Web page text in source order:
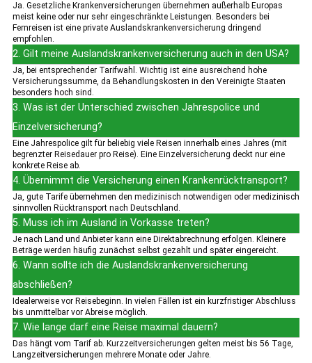
Ja. Gesetzliche Krankenversicherungen übernehmen außerhalb Europas
meist keine oder nur sehr eingeschränkte Leistungen. Besonders bei
Fernreisen ist eine private Auslandskrankenversicherung dringend
empfohlen.
2. Gilt meine Auslandskrankenversicherung auch in den USA?
Ja, bei entsprechender Tarifwahl. Wichtig ist eine ausreichend hohe
Versicherungssumme, da Behandlungskosten in den Vereinigte Staaten
besonders hoch sind.
3. Was ist der Unterschied zwischen Jahrespolice und
Einzelversicherung?
Eine Jahrespolice gilt für beliebig viele Reisen innerhalb eines Jahres (mit
begrenzter Reisedauer pro Reise). Eine Einzelversicherung deckt nur eine
konkrete Reise ab.
4. Übernimmt die Versicherung einen Krankenrücktransport?
Ja, gute Tarife übernehmen den medizinisch notwendigen oder medizinisch
sinnvollen Rücktransport nach Deutschland.
5. Muss ich im Ausland in Vorkasse treten?
Je nach Land und Anbieter kann eine Direktabrechnung erfolgen. Kleinere
Beträge werden häufig zunächst selbst gezahlt und später eingereicht.
6. Wann sollte ich die Auslandskrankenversicherung
abschließen?
Idealerweise vor Reisebeginn. In vielen Fällen ist ein kurzfristiger Abschluss
bis unmittelbar vor Abreise möglich.
7. Wie lange darf eine Reise maximal dauern?
Das hängt vom Tarif ab. Kurzzeitversicherungen gelten meist bis 56 Tage,
Langzeitversicherungen mehrere Monate oder Jahre.